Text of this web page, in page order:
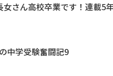
さん高校卒業です！連載5
中学受験奮闘記9